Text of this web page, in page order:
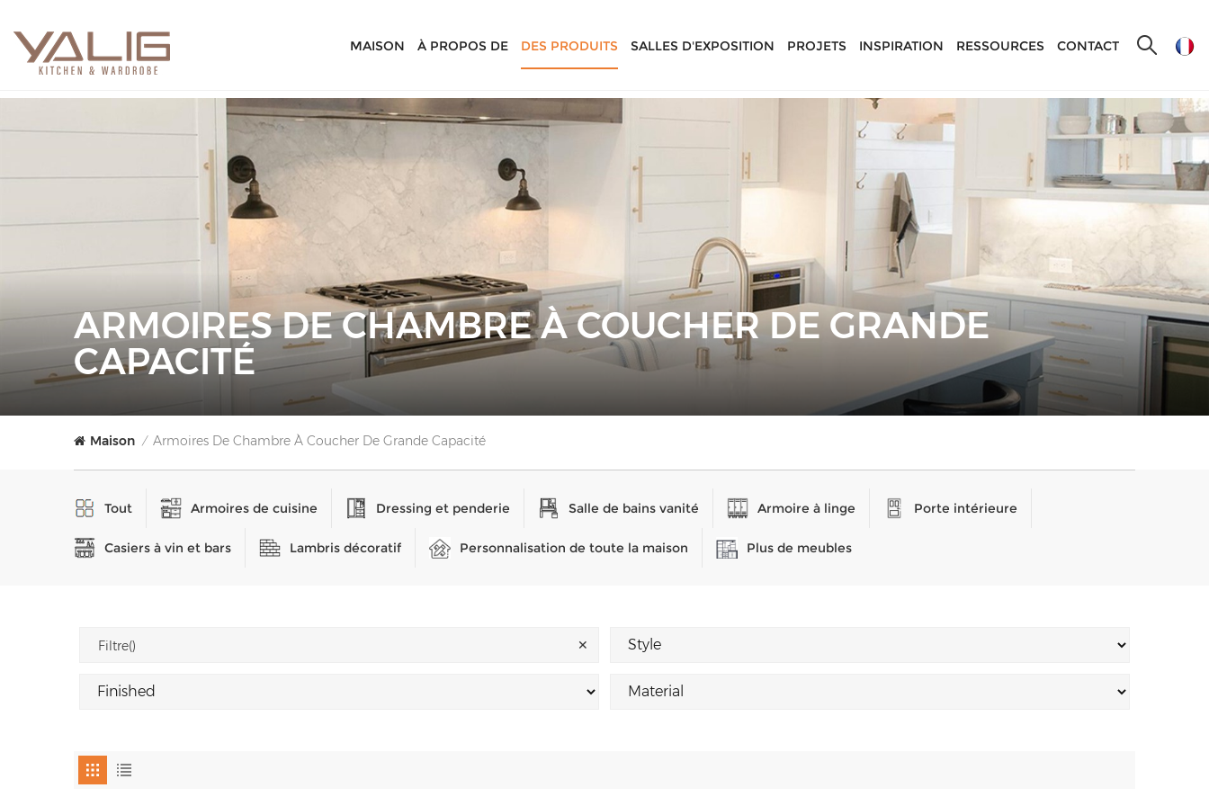
MAISON À PROPOS DE DES PRODUITS SALLES D'EXPOSITION PROJETS INSPIRATION RESSOURCES CONTACT
ARMOIRES DE CHAMBRE À COUCHER DE GRANDE
CAPACITÉ
Maison / Armoires De Chambre À Coucher De Grande Capacité
Tout Armoires de cuisine Dressing et penderie Salle de bains vanité Armoire à linge Porte intérieure
Casiers à vin et bars Lambris décoratif Personnalisation de toute la maison Plus de meubles
Filtre() ✕